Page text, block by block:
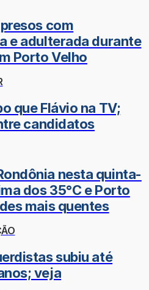
com
e adulterada durante
Porto Velho
que Flávio na TV;
candidatos
nesta quinta-
dos 35°C e Porto
mais quentes
subiu até
veja